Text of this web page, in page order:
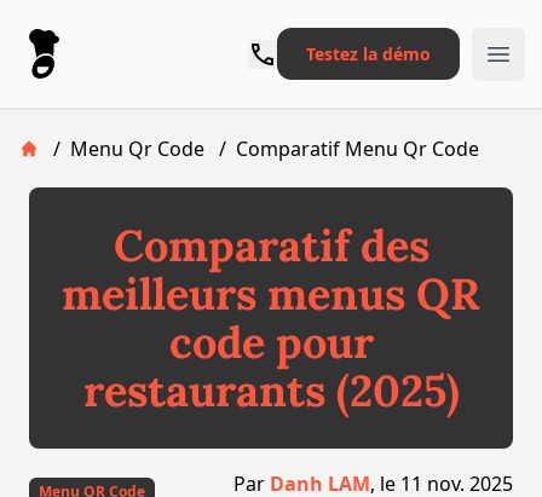
Le Pronto Testez la démo
Retour à la page d'accueil
/ Menu Qr Code / Comparatif Menu Qr Code
Comparatif des
meilleurs menus QR
code pour
restaurants (2025)
Menu QR Code Par Danh LAM, le 11 nov. 2025